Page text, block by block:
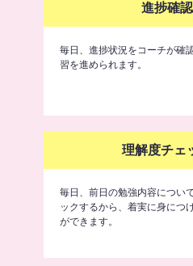
進捗確
毎日、進捗状況をコーチが確
習を進められます。
理解度チェ
毎日、前日の勉強内容につい
ックするから、着実に身につ
ができます。